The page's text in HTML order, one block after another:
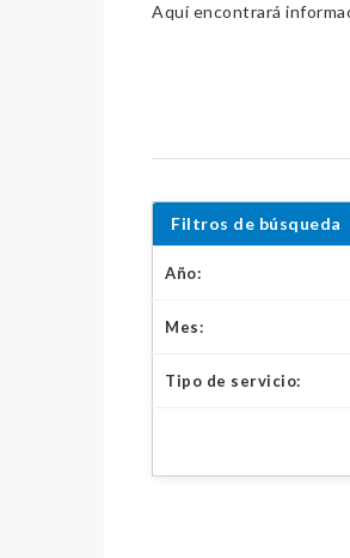
Aquí encontrará
Filtros de búsqueda
Año:
Mes:
Tipo de servicio: